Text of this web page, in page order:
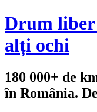
Drum liber
alți ochi
180 000+ de
în România.